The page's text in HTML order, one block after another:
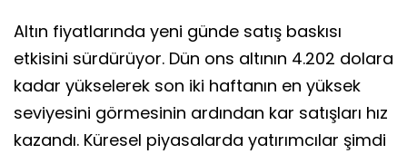
Altın fiyatlarında yeni günde satış baskısı
etkisini sürdürüyor. Dün ons altının 4.202 dolara
kadar yükselerek son iki haftanın en yüksek
seviyesini görmesinin ardından kar satışları hız
kazandı. Küresel piyasalarda yatırımcılar şimdi